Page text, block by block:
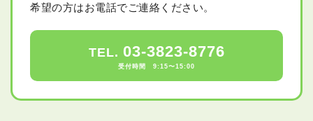
希望の方はお電話でご連絡ください。
TEL. 03-3823-8776
受付時間 9:15〜15:00